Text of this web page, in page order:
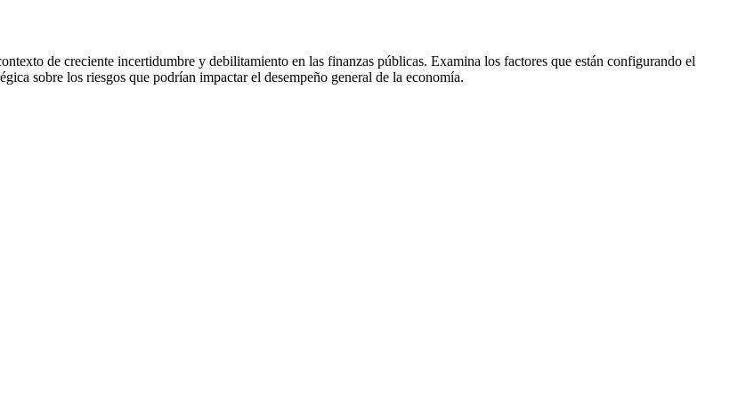
de creciente incertidumbre y debilitamiento en las finanzas públicas. Examina los factores que están configurando el
sobre los riesgos que podrían impactar el desempeño general de la economía.